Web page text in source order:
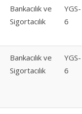
Bankacılık ve
Sigortacılık
YGS-
6
Bankacılık ve
Sigortacılık
YGS-
6